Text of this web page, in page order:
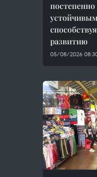
постепенно
развитию
05/08/2026